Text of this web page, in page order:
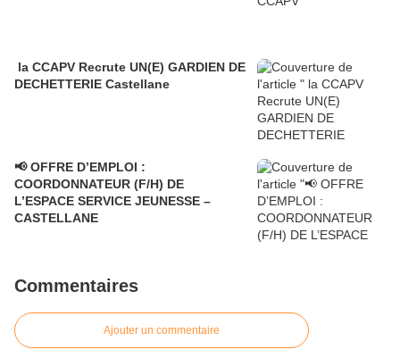
la CCAPV Recrute UN(E) GARDIEN DE
DECHETTERIE Castellane
📢 OFFRE D’EMPLOI :
COORDONNATEUR (F/H) DE
L’ESPACE SERVICE JEUNESSE –
CASTELLANE
Commentaires
Ajouter un commentaire